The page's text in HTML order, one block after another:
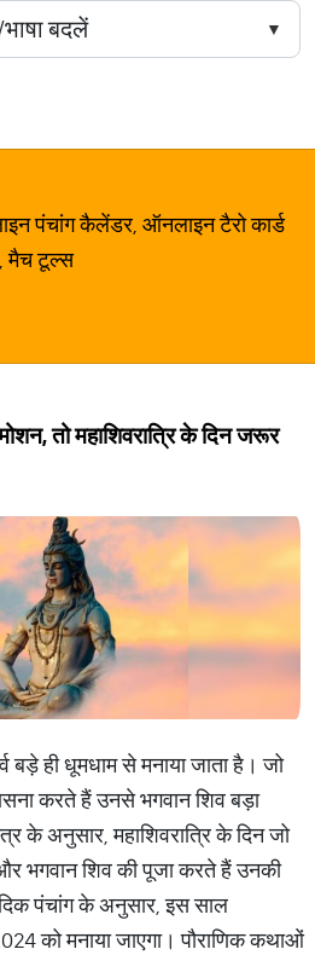
पंचांग कैलेंडर, ऑनलाइन टैरो कार्ड
मैच टूल्स
तो महाशिवरात्रि के दिन जरूर
बड़े ही धूमधाम से मनाया जाता है। जो
करते हैं उनसे भगवान शिव बड़ा
के अनुसार, महाशिवरात्रि के दिन जो
भगवान शिव की पूजा करते हैं उनकी
पंचांग के अनुसार, इस साल
2024 को मनाया जाएगा। पौराणिक कथाओं